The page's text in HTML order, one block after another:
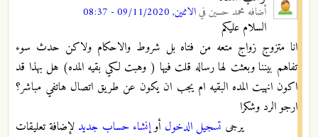
أضافه محمد حسينفيالاثنين, 09/11/2020 - 08:37
السلام عليكم
انا متزوج زواج متعه من فتاه بل شروط والاحكام ولاكن حدث سوء
تفاهم بيننا وبعثت لها رساله قلت فيها ( وهبت لكي بقيه المده) هل بهذا قد
اكون انهيت المده البقيه ام يجب ان يكون عن طريق اتصال هاتفي مباشر؟
ارجو الرد وشكرا
يرجى تسجيل الدخول أوإنشاء حساب جديد لإضافة تعليقات